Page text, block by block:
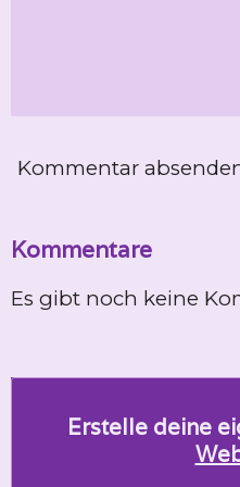
Kommentar
Kommentare
Es gibt noch keine
Erstelle deine